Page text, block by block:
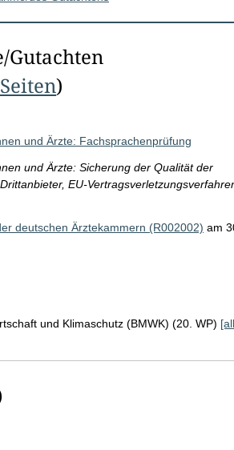
Gutachten
)
und Ärzte: Fachsprachenprüfung
und Ärzte: Sicherung der Qualität der
EU-
deutschen Ärztekammern (R002002) am
und Klimaschutz (BMWK) (20. WP)